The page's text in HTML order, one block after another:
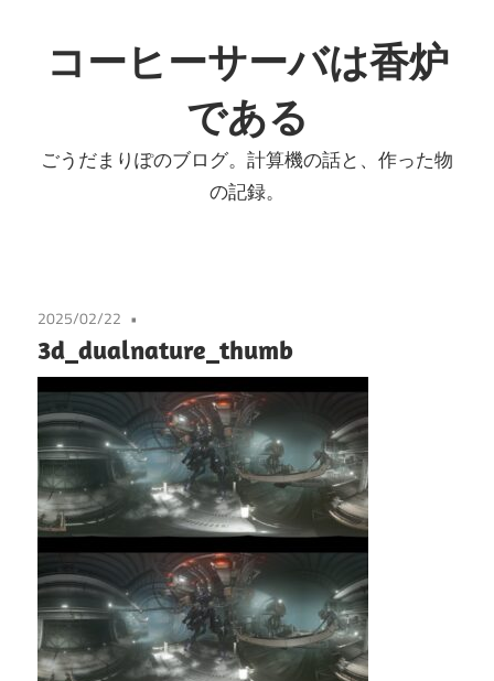
ン
テ
へ
コーヒーサーバは香炉
である
ごうだまりぽのブログ。計算機の話と、作った物
の記録。
2025/02/22
3d_dualnature_thumb